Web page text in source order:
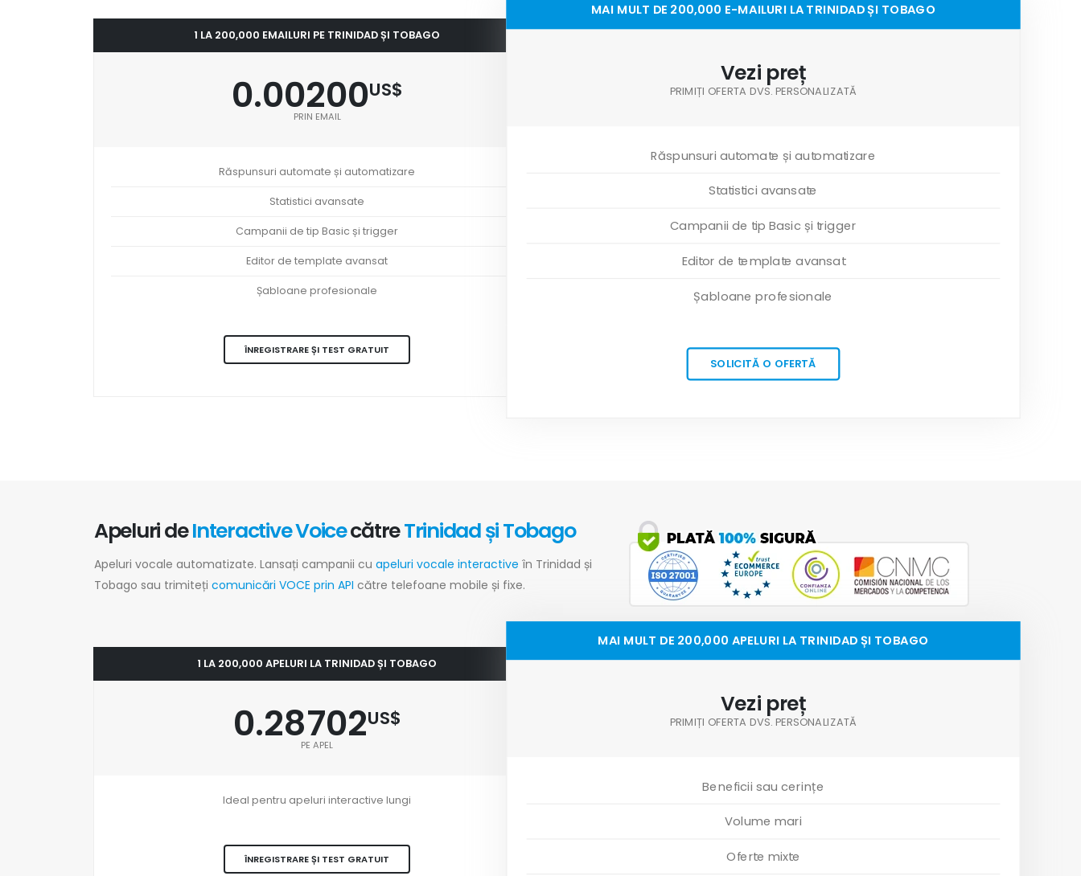
1 LA 200,000 EMAILURI PE TRINIDAD ȘI TOBAGO
0.00200US$
PRIN EMAIL
Răspunsuri automate și automatizare
Statistici avansate
Campanii de tip Basic și trigger
Editor de template avansat
Șabloane profesionale
ÎNREGISTRARE ȘI TEST GRATUIT
MAI MULT DE 200,000 E-MAILURI LA TRINIDAD ȘI TOBAGO
Vezi preț
PRIMIȚI OFERTA DVS. PERSONALIZATĂ
Răspunsuri automate și automatizare
Statistici avansate
Campanii de tip Basic și trigger
Editor de template avansat
Șabloane profesionale
SOLICITĂ O OFERTĂ
Apeluri deInteractive VoicecătreTrinidad și Tobago
Apeluri vocale automatizate. Lansați campanii cu apeluri vocale interactive în Trinidad și
Tobago sau trimiteți comunicări VOCE prin API către telefoane mobile și fixe.
1 LA 200,000 APELURI LA TRINIDAD ȘI TOBAGO
0.28702US$
PE APEL
Ideal pentru apeluri interactive lungi
ÎNREGISTRARE ȘI TEST GRATUIT
MAI MULT DE 200,000 APELURI LA TRINIDAD ȘI TOBAGO
Vezi preț
PRIMIȚI OFERTA DVS. PERSONALIZATĂ
Beneficii sau cerințe
Volume mari
Oferte mixte